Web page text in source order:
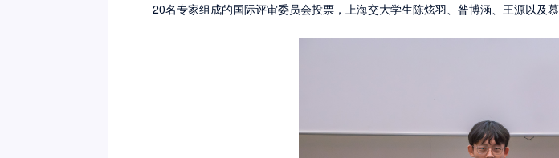
20名专家组成的国际评审委员会投票，上海交大学生陈炫羽、昝博涵、王源以及